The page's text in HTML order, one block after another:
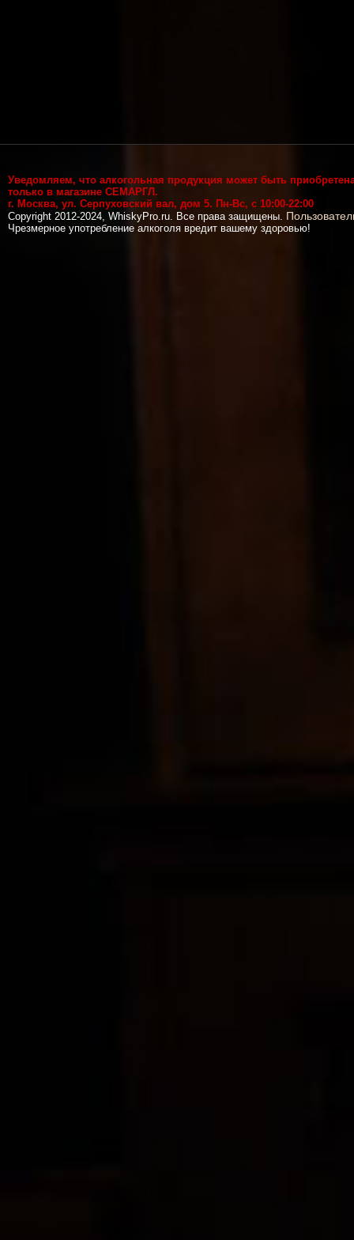
Уведомляем, что алкогольная продукция может быть
только в магазине СЕМАРГЛ.
г. Москва, ул. Серпуховский вал, дом 5. Пн-Вс, с 10:00-22:00
Copyright 2012-2024, WhiskyPro.ru. Все права защищены.
Чрезмерное употребление алкоголя вредит вашему здоровью!